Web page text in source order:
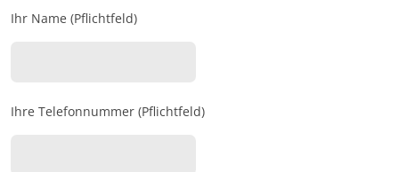
Ihr Name (Pflichtfeld)
Ihre Telefonnummer (Pflichtfeld)